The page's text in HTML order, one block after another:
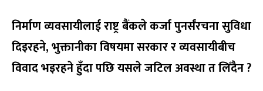
निर्माण व्यवसायीलाई राष्ट्र बैंकले कर्जा पुनर्संरचना सुविधा
दिइरहने, भुक्तानीका विषयमा सरकार र व्यवसायीबीच
विवाद भइरहने हुँदा पछि यसले जटिल अवस्था त लिँदैन ?